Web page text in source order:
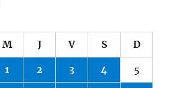
M J V S D
1 2 3 4 5